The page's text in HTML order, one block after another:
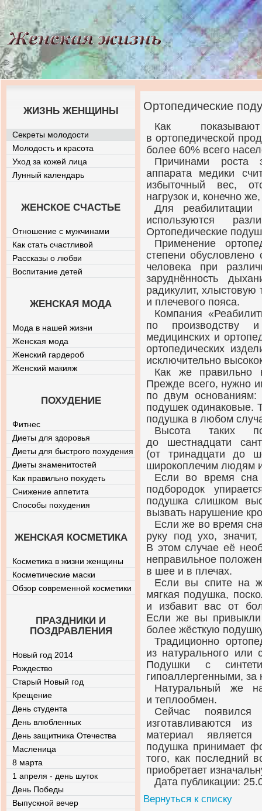
Ортопедические
Как
в ортопедической
более 60% всего
Причинами роста
аппарата медики
избыточный вес,
нагрузок и, конечно
Для реабилитации
используются
Ортопедические
Применение
степени обусловлено
человека при
заруднённость
радикулит,
и плечевого пояса.
Компания
по производству и
медицинских и
ортопедических
исключительно
Как же правильно
Прежде всего, нужно
по двум основаниям:
подушек одинаковые.
подушка в любом
Высота таких
до шестнадцати
(от тринадцати до
широкоплечим людям
Если во время сна
подбородок
подушка слишком
вызвать нарушение
Если же во время
руку под ухо,
В этом случае её
неправильное
в шее и в плечах.
Если вы спите на
мягкая подушка,
и избавит вас от
Если же вы
более жёсткую
Традиционно
из натурального или
Подушки с
гипоаллергенными, за
Натуральный же
и теплообмен.
Сейчас
изготавливаются
материал является
подушка принимает
того, как последний
приобретает
Дата публикации:
Вернуться к списку
ЖИЗНЬ ЖЕНЩИНЫ
Секреты молодости
Молодость и красота
Уход за кожей лица
Лунный календарь
ЖЕНСКОЕ СЧАСТЬЕ
Отношение с мужчинами
Как стать счастливой
Рассказы о любви
Воспитание детей
ЖЕНСКАЯ МОДА
Мода в нашей жизни
Женская мода
Женский гардероб
Женский макияж
ПОХУДЕНИЕ
Фитнес
Диеты для здоровья
Диеты для быстрого похудения
Диеты знаменитостей
Как правильно похудеть
Снижение аппетита
Способы похудения
ЖЕНСКАЯ КОСМЕТИКА
Косметика в жизни женщины
Косметические маски
Обзор современной косметики
ПРАЗДНИКИ И
ПОЗДРАВЛЕНИЯ
Новый год 2014
Рождество
Старый Новый год
Крещение
День студента
День влюбленных
День защитника Отечества
Масленица
8 марта
1 апреля - день шуток
День Победы
Выпускной вечер